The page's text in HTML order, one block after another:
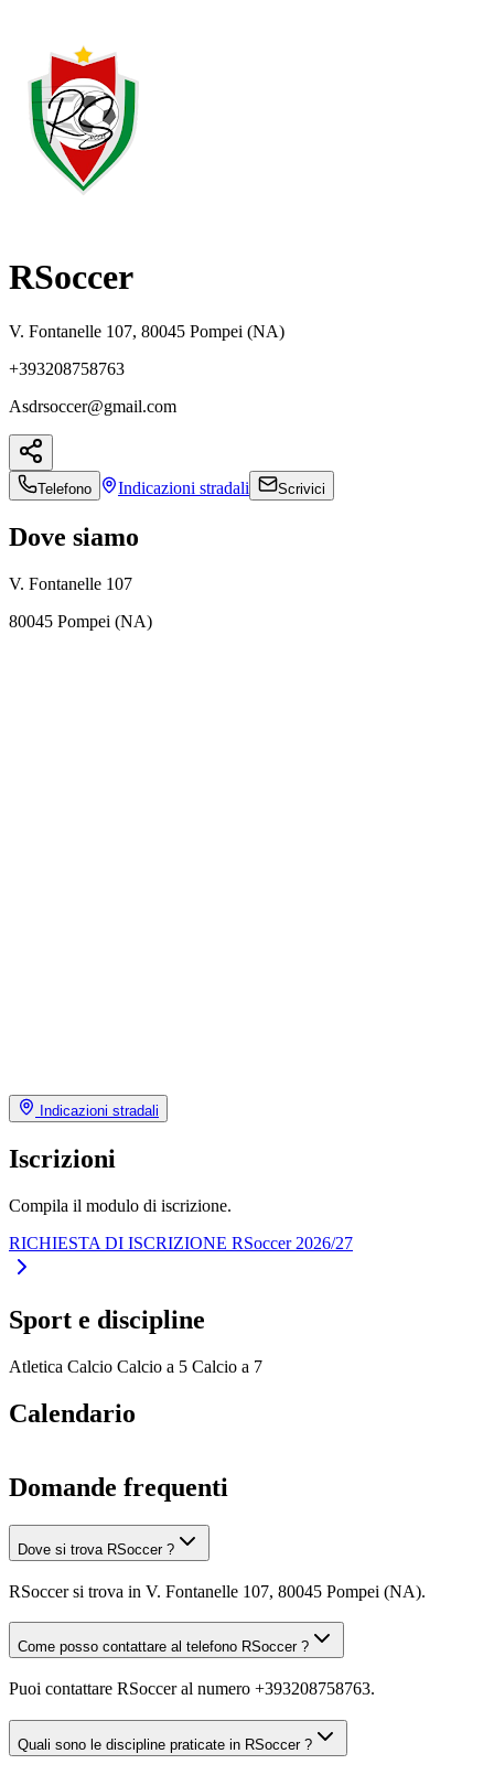
RSoccer
V. Fontanelle 107, 80045 Pompei (NA)
+393208758763
Asdrsoccer@gmail.com
Telefono Indicazioni stradali Scrivici
Dove siamo
V. Fontanelle 107
80045 Pompei (NA)
Indicazioni stradali
Iscrizioni
Compila il modulo di iscrizione.
RICHIESTA DI ISCRIZIONE RSoccer 2026/27
Sport e discipline
Atletica Calcio Calcio a 5 Calcio a 7
Calendario
Domande frequenti
Dove si trova RSoccer ?
RSoccer si trova in V. Fontanelle 107, 80045 Pompei (NA).
Come posso contattare al telefono RSoccer ?
Puoi contattare RSoccer al numero +393208758763.
Quali sono le discipline praticate in RSoccer ?